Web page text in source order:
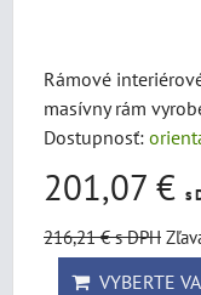
Rámové
masívny rám
Dostupnosť:
201,07 € s
216,21 €s DPH
VYBERTE